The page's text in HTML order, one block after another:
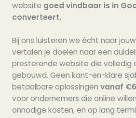
website goed vindbaar is in
converteert.
Bij ons luisteren we écht naar
vertalen je doelen naar een
presterende website die volledig
gebouwd. Geen kant-en-klare
betaalbare oplossingen vanaf
voor ondernemers die online
onnodige kosten, en op lang